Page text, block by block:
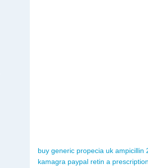
buy generic propecia uk ampicillin
kamagra paypal retin a